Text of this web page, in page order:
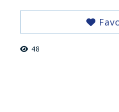
48